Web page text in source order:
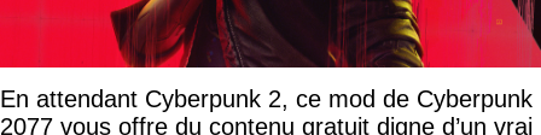
En attendant Cyberpunk 2, ce mod de Cyberpunk
2077 vous offre du contenu gratuit digne d’un vrai